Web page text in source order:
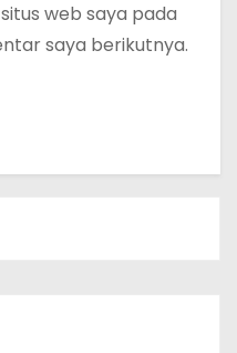
web saya pada
saya berikutnya.